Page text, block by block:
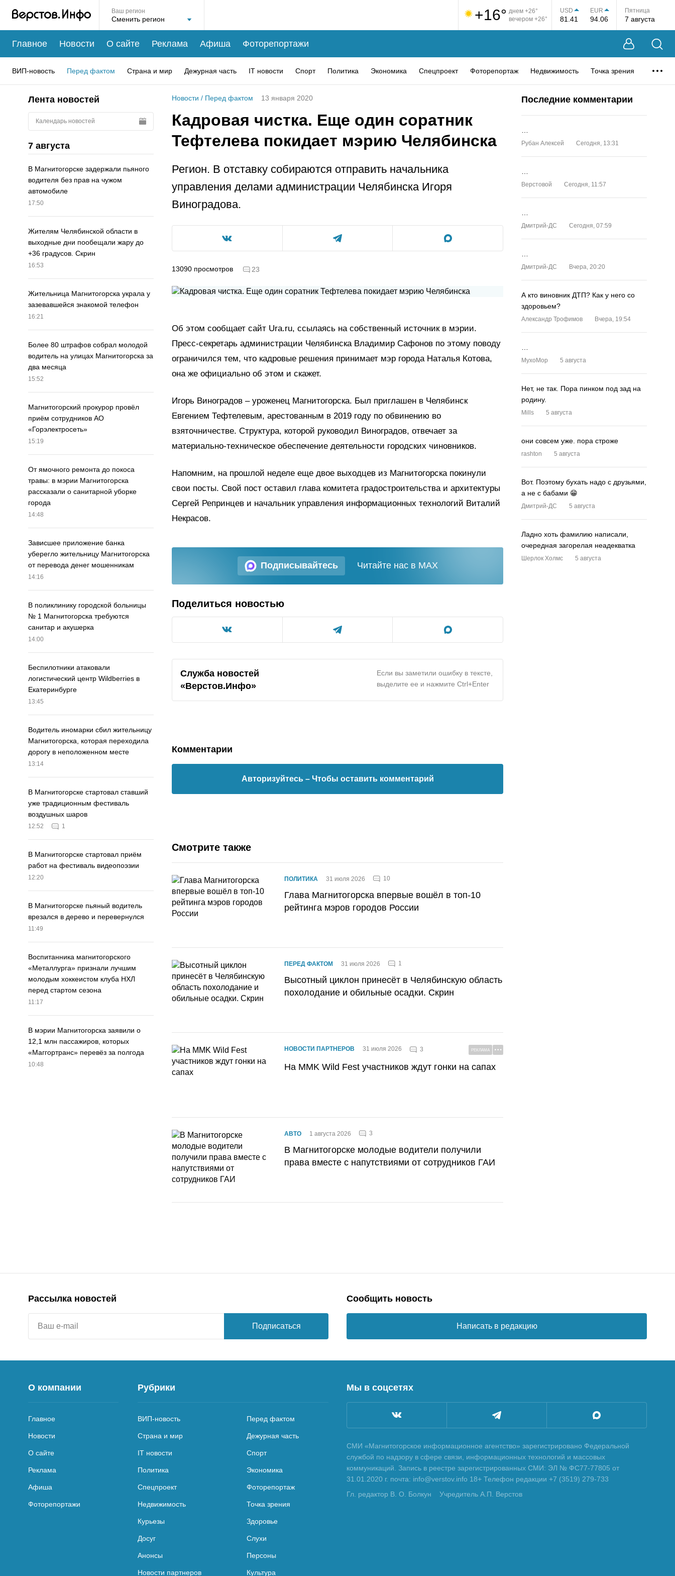
Ваш регион +16° днем +26°
вечером +26°
USD
81.41
EUR
94.06
Пятница
7 августа
Главное Новости О сайте Реклама Афиша Фоторепортажи
ВИП-новость Перед фактом Страна и мир Дежурная часть IT новости Спорт Политика Экономика Спецпроект Фоторепортаж Недвижимость Точка зрения
Лента новостей
Календарь новостей
7 августа
В Магнитогорске задержали пьяного
водителя без прав на чужом
автомобиле
17:50
Жителям Челябинской области в
выходные дни пообещали жару до
+36 градусов. Скрин
16:53
Жительница Магнитогорска украла у
зазевавшейся знакомой телефон
16:21
Более 80 штрафов собрал молодой
водитель на улицах Магнитогорска за
два месяца
15:52
Магнитогорский прокурор провёл
приём сотрудников АО
«Горэлектросеть»
15:19
От ямочного ремонта до покоса
травы: в мэрии Магнитогорска
рассказали о санитарной уборке
города
14:48
Зависшее приложение банка
уберегло жительницу Магнитогорска
от перевода денег мошенникам
14:16
В поликлинику городской больницы
№ 1 Магнитогорска требуются
санитар и акушерка
14:00
Беспилотники атаковали
логистический центр Wildberries в
Екатеринбурге
13:45
Водитель иномарки сбил жительницу
Магнитогорска, которая переходила
дорогу в неположенном месте
13:14
В Магнитогорске стартовал ставший
уже традиционным фестиваль
воздушных шаров
12:52 1
В Магнитогорске стартовал приём
работ на фестиваль видеопоэзии
12:20
В Магнитогорске пьяный водитель
врезался в дерево и перевернулся
11:49
Воспитанника магнитогорского
«Металлурга» признали лучшим
молодым хоккеистом клуба НХЛ
перед стартом сезона
11:17
В мэрии Магнитогорска заявили о
12,1 млн пассажиров, которых
«Маггортранс» перевёз за полгода
10:48
Новости / Перед фактом 13 января 2020
Кадровая чистка. Еще один соратник
Тефтелева покидает мэрию Челябинска
Регион. В отставку собираются отправить начальника
управления делами администрации Челябинска Игоря
Виноградова.
13090 просмотров 23
Об этом сообщает сайт Ura.ru, ссылаясь на собственный источник в мэрии.
Пресс-секретарь администрации Челябинска Владимир Сафонов по этому поводу
ограничился тем, что кадровые решения принимает мэр города Наталья Котова,
она же официально об этом и скажет.
Игорь Виноградов – уроженец Магнитогорска. Был приглашен в Челябинск
Евгением Тефтелевым, арестованным в 2019 году по обвинению во
взяточничестве. Структура, которой руководил Виноградов, отвечает за
материально-техническое обеспечение деятельности городских чиновников.
Напомним, на прошлой неделе еще двое выходцев из Магнитогорска покинули
свои посты. Свой пост оставил глава комитета градостроительства и архитектуры
Сергей Репринцев и начальник управления информационных технологий Виталий
Некрасов.
Подписывайтесь Читайте нас в MAX
Поделиться новостью
Служба новостей
«Верстов.Инфо»
Если вы заметили ошибку в тексте,
выделите ее и нажмите Ctrl+Enter
Комментарии
Авторизуйтесь – Чтобы оставить комментарий
Смотрите также
ПОЛИТИКА 31 июля 2026 10
Глава Магнитогорска впервые вошёл в топ-10
рейтинга мэров городов России
ПЕРЕД ФАКТОМ 31 июля 2026 1
Высотный циклон принесёт в Челябинскую область
похолодание и обильные осадки. Скрин
НОВОСТИ ПАРТНЕРОВ 31 июля 2026 3 РЕКЛАМА
На MMK Wild Fest участников ждут гонки на сапах
АВТО 1 августа 2026 3
В Магнитогорске молодые водители получили
права вместе с напутствиями от сотрудников ГАИ
Последние комментарии
Рубан Алексей Сегодня, 13:31
Верстовой Сегодня, 11:57
Дмитрий-ДС Сегодня, 07:59
Дмитрий-ДС Вчера, 20:20
А кто виновник ДТП? Как у него со
здоровьем?
Александр Трофимов Вчера, 19:54
MyxoMop 5 августа
Нет, не так. Пора пинком под зад на
родину.
Mills 5 августа
они совсем уже. пора строже
rashton 5 августа
Вот. Поэтому бухать надо с друзьями,
а не с бабами 😁
Дмитрий-ДС 5 августа
Ладно хоть фамилию написали,
очередная загорелая неадекватка
Шерлок Холмс 5 августа
Рассылка новостей
Подписаться
Сообщить новость
Написать в редакцию
О компании
Главное
Новости
О сайте
Реклама
Афиша
Фоторепортажи
Рубрики
ВИП-новость Перед фактом
Страна и мир Дежурная часть
IT новости Спорт
Политика Экономика
Спецпроект Фоторепортаж
Недвижимость Точка зрения
Курьезы Здоровье
Досуг Слухи
Анонсы Персоны
Новости партнеров Культура
Мы в соцсетях
СМИ «Магнитогорское информационное агентство» зарегистрировано Федеральной
службой по надзору в сфере связи, информационных технологий и массовых
коммуникаций. Запись в реестре зарегистрированных СМИ: ЭЛ № ФС77-77805 от
31.01.2020 г. почта: info@verstov.info 18+ Телефон редакции +7 (3519) 279-733
Гл. редактор В. О. Болкун
Учредитель А.П. Верстов